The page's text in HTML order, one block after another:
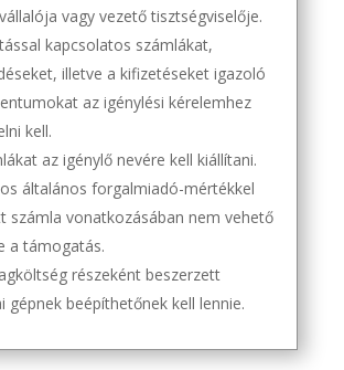
vagy vezető tisztségviselője.
kapcsolatos számlákat,
illetve a kifizetéseket igazoló
az igénylési kérelemhez
kell.
az igénylő nevére kell kiállítani.
általános forgalmiadó-mértékkel
számla vonatkozásában nem vehető
a támogatás.
részeként beszerzett
gépnek beépíthetőnek kell lennie.